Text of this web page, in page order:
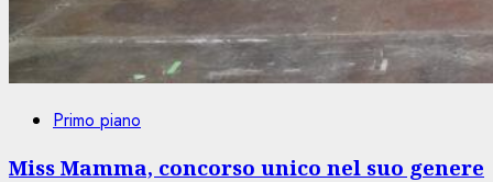
Primo piano
Miss Mamma, concorso unico nel suo genere